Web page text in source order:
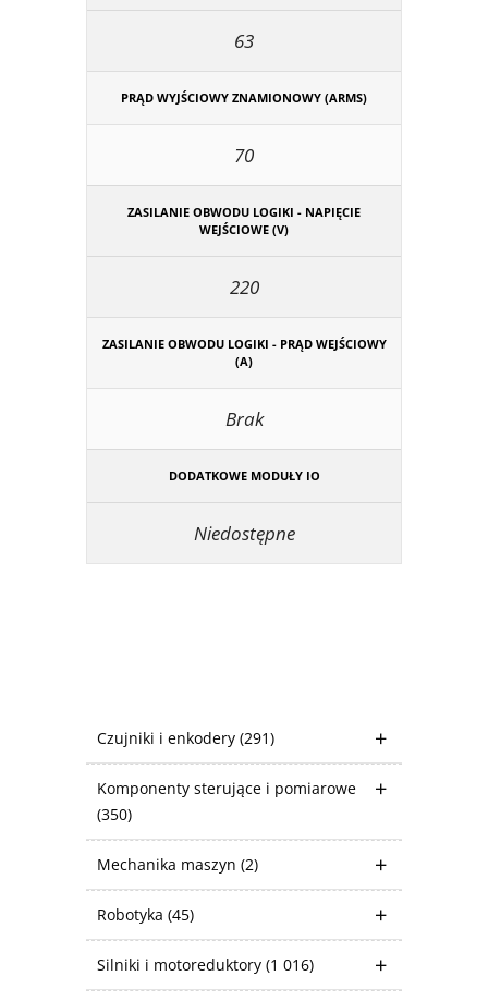
Czujniki i enkodery (291)
Komponenty sterujące i pomiarowe
(350)
Mechanika maszyn (2)
Robotyka (45)
Silniki i motoreduktory (1 016)
63
PRĄD WYJŚCIOWY ZNAMIONOWY (ARMS)
70
ZASILANIE OBWODU LOGIKI - NAPIĘCIE
WEJŚCIOWE (V)
220
ZASILANIE OBWODU LOGIKI - PRĄD WEJŚCIOWY
(A)
Brak
DODATKOWE MODUŁY IO
Niedostępne